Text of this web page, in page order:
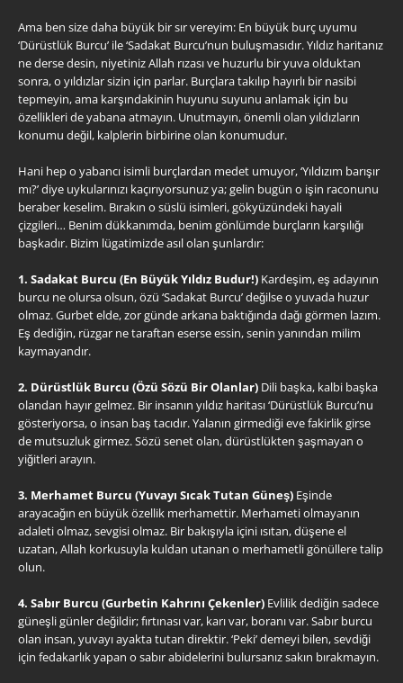
Ama ben size daha büyük bir sır vereyim: En büyük burç uyumu
‘Dürüstlük Burcu’ ile ‘Sadakat Burcu’nun buluşmasıdır. Yıldız haritanız
ne derse desin, niyetiniz Allah rızası ve huzurlu bir yuva olduktan
sonra, o yıldızlar sizin için parlar. Burçlara takılıp hayırlı bir nasibi
tepmeyin, ama karşındakinin huyunu suyunu anlamak için bu
özellikleri de yabana atmayın. Unutmayın, önemli olan yıldızların
konumu değil, kalplerin birbirine olan konumudur.
Hani hep o yabancı isimli burçlardan medet umuyor, ‘Yıldızım barışır
mı?’ diye uykularınızı kaçırıyorsunuz ya; gelin bugün o işin raconunu
beraber keselim. Bırakın o süslü isimleri, gökyüzündeki hayali
çizgileri… Benim dükkanımda, benim gönlümde burçların karşılığı
başkadır. Bizim lügatimizde asıl olan şunlardır:
1. Sadakat Burcu (En Büyük Yıldız Budur!) Kardeşim, eş adayının
burcu ne olursa olsun, özü ‘Sadakat Burcu’ değilse o yuvada huzur
olmaz. Gurbet elde, zor günde arkana baktığında dağı görmen lazım.
Eş dediğin, rüzgar ne taraftan eserse essin, senin yanından milim
kaymayandır.
2. Dürüstlük Burcu (Özü Sözü Bir Olanlar) Dili başka, kalbi başka
olandan hayır gelmez. Bir insanın yıldız haritası ‘Dürüstlük Burcu’nu
gösteriyorsa, o insan baş tacıdır. Yalanın girmediği eve fakirlik girse
de mutsuzluk girmez. Sözü senet olan, dürüstlükten şaşmayan o
yiğitleri arayın.
3. Merhamet Burcu (Yuvayı Sıcak Tutan Güneş) Eşinde
arayacağın en büyük özellik merhamettir. Merhameti olmayanın
adaleti olmaz, sevgisi olmaz. Bir bakışıyla içini ısıtan, düşene el
uzatan, Allah korkusuyla kuldan utanan o merhametli gönüllere talip
olun.
4. Sabır Burcu (Gurbetin Kahrını Çekenler) Evlilik dediğin sadece
güneşli günler değildir; fırtınası var, karı var, boranı var. Sabır burcu
olan insan, yuvayı ayakta tutan direktir. ‘Peki’ demeyi bilen, sevdiği
için fedakarlık yapan o sabır abidelerini bulursanız sakın bırakmayın.